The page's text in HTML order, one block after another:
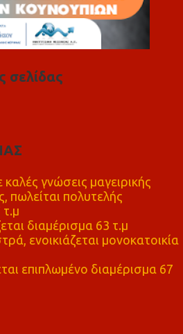
σελίδας
καλές γνώσεις μαγειρικής
πωλείται πολυτελής
τ.μ
διαμέρισμα 63 τ.μ
ενοικιάζεται μονοκατοικία
επιπλωμένο διαμέρισμα 67